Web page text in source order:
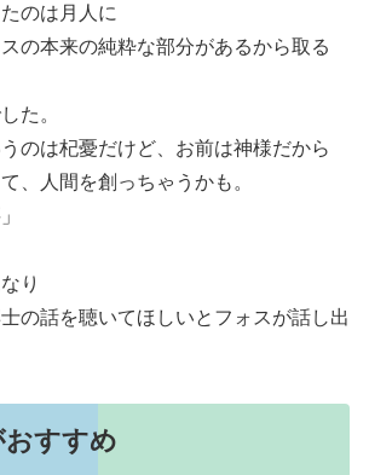
のは月人に
スの本来の純粋な部分があるから取る
た。
うのは杞憂だけど、お前は神様だから
、人間を創っちゃうかも。
り
の話を聴いてほしいとフォスが話し出
すすめ